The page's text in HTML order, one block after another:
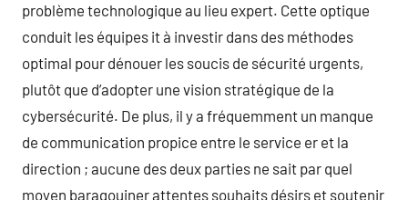
problème technologique au lieu expert. Cette optique
conduit les équipes it à investir dans des méthodes
optimal pour dénouer les soucis de sécurité urgents,
plutôt que d’adopter une vision stratégique de la
cybersécurité. De plus, il y a fréquemment un manque
de communication propice entre le service er et la
direction ; aucune des deux parties ne sait par quel
moyen baragouiner attentes souhaits désirs et soutenir